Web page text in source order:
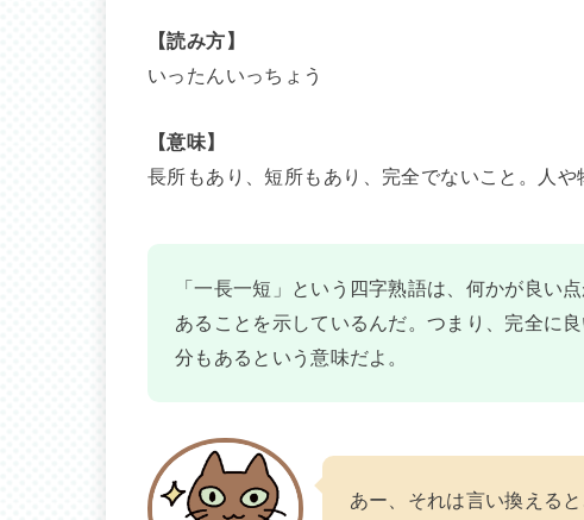
【読み方】
いったんいっちょう
【意味】
長所もあり、短所もあり、完全でないこと。人や
「一長一短」という四字熟語は、何かが良い
あることを示しているんだ。つまり、完全に
分もあるという意味だよ。
あー、それは言い換える